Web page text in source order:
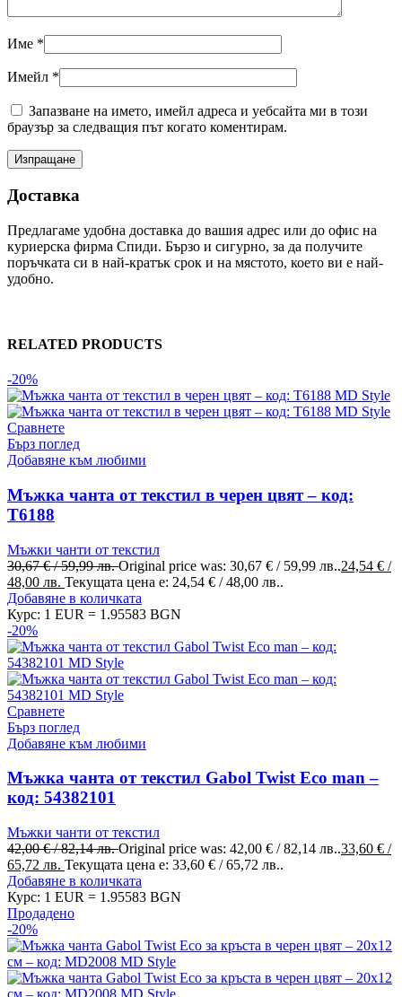
Име *
Имейл *
Запазване на името, имейл адреса и уебсайта ми в този
браузър за следващия път когато коментирам.
Доставка
Предлагаме удобна доставка до вашия адрес или до офис на
куриерска фирма Спиди. Бързо и сигурно, за да получите
поръчката си в най-кратък срок и на мястото, което ви е най-
удобно.
RELATED PRODUCTS
-20%
Сравнете
Бърз поглед
Добавяне към любими
Мъжка чанта от текстил в черен цвят – код:
Т6188
Мъжки чанти от текстил
30,67€/ 59,99 лв.Original price was: 30,67 € / 59,99 лв..24,54 € /
48,00 лв. Текущата цена е: 24,54 € / 48,00 лв..
Добавяне в количката
Курс: 1 EUR = 1.95583 BGN
-20%
Сравнете
Бърз поглед
Добавяне към любими
Мъжка чанта от текстил Gabol Twist Eco man –
код: 54382101
Мъжки чанти от текстил
42,00€/ 82,14 лв.Original price was: 42,00 € / 82,14 лв..33,60 € /
65,72 лв. Текущата цена е: 33,60 € / 65,72 лв..
Добавяне в количката
Курс: 1 EUR = 1.95583 BGN
Продадено
-20%